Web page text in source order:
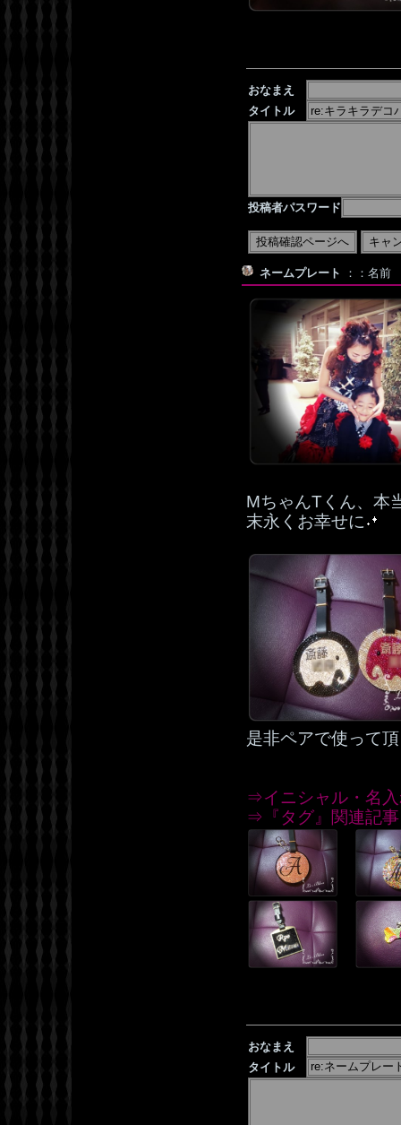
おなまえ
タイトル
投稿者パスワード
ネームプレート ：：名前
MちゃんTくん、本
末永くお幸せに
是非ペアで使って
⇒イニシャル・名
⇒『タグ』関連記事
おなまえ
タイトル